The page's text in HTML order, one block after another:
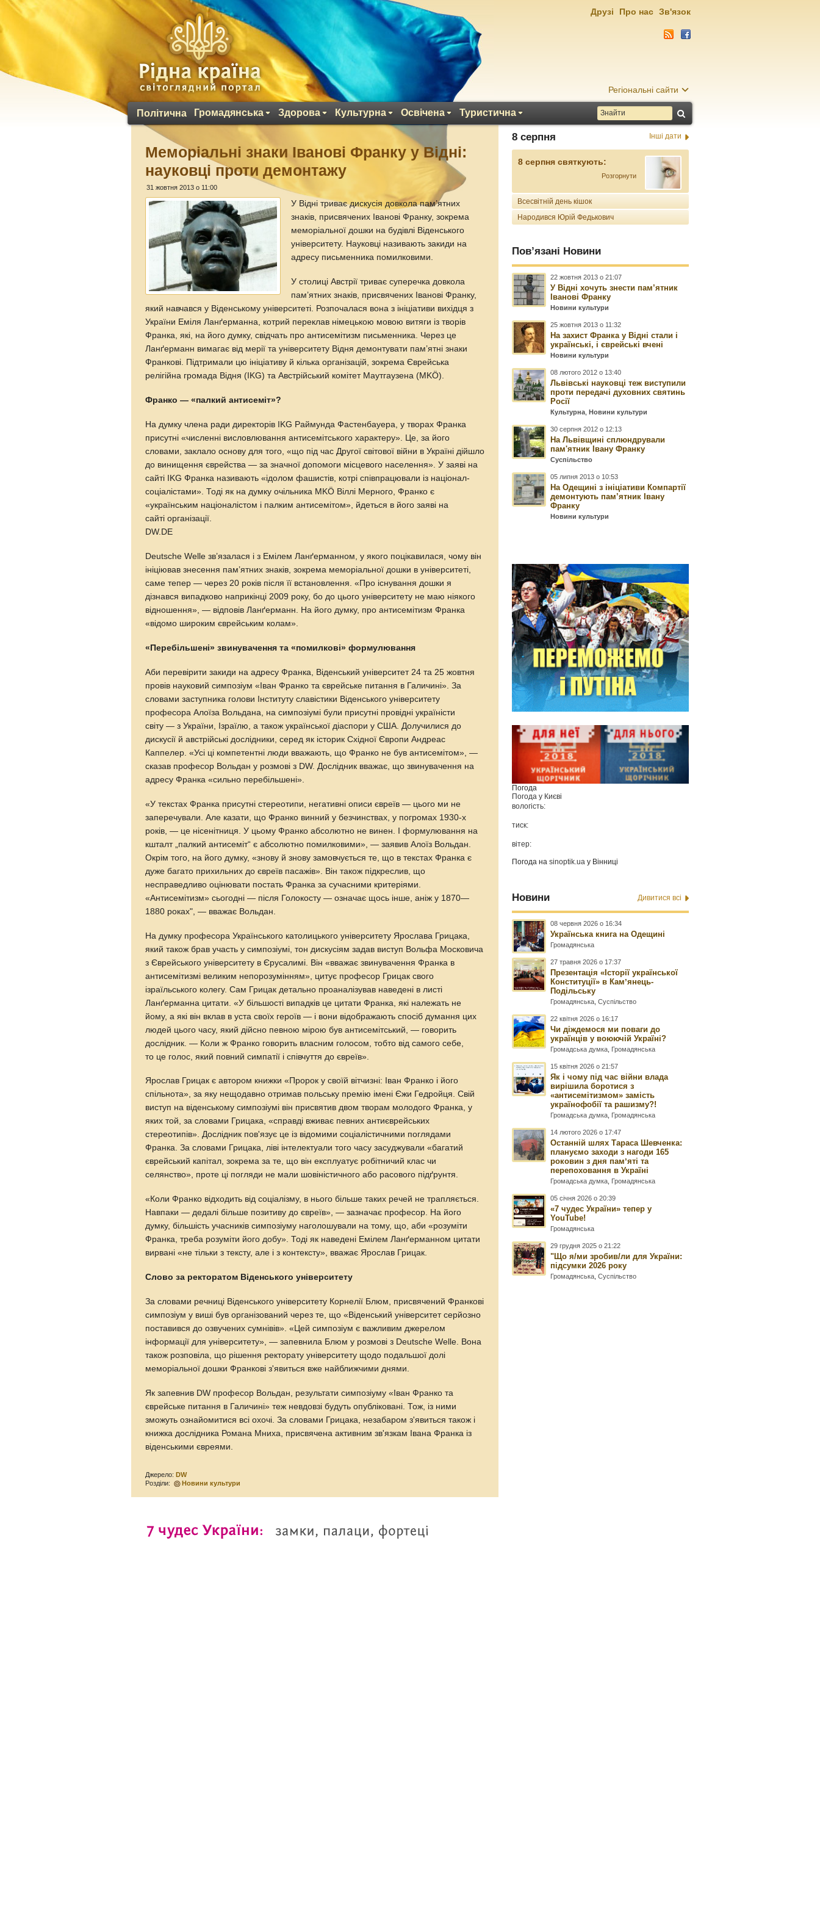
Регіональні сайти
Політична Громадянська Здорова Культурна Освічена Туристична
Друзі Про нас Зв'язок
Меморіальні знаки Іванові Франку у Відні:
науковці проти демонтажу
31 жовтня 2013 о 11:00
У Відні триває дискусія довкола пам’ятних
знаків, присвячених Іванові Франку, зокрема
меморіальної дошки на будівлі Віденського
університету. Науковці називають закиди на
адресу письменника помилковими.
У столиці Австрії триває суперечка довкола
пам’ятних знаків, присвячених Іванові Франку,
який навчався у Віденському університеті. Розпочалася вона з ініціативи вихідця з
України Еміля Ланґерманна, котрий переклав німецькою мовою витяги із творів
Франка, які, на його думку, свідчать про антисемітизм письменника. Через це
Ланґерманн вимагає від мерії та університету Відня демонтувати пам’ятні знаки
Франкові. Підтримали цю ініціативу й кілька організацій, зокрема Єврейська
релігійна громада Відня (IKG) та Австрійський комітет Маутгаузена (MKÖ).
Франко — «палкий антисеміт»?
На думку члена ради директорів IKG Раймунда Фастенбауера, у творах Франка
присутні «численні висловлювання антисемітського характеру». Це, за його
словами, заклало основу для того, «що під час Другої світової війни в Україні дійшло
до винищення єврейства — за значної допомоги місцевого населення». У заяві на
сайті IKG Франка називають «ідолом фашистів, котрі співпрацювали із націонал-
соціалістами». Тоді як на думку очільника MKÖ Віллі Мерного, Франко є
«українським націоналістом і палким антисемітом», йдеться в його заяві на
сайті організації.
DW.DE
Deutsche Welle зв’язалася і з Емілем Ланґерманном, у якого поцікавилася, чому він
ініціював знесення пам’ятних знаків, зокрема меморіальної дошки в університеті,
саме тепер — через 20 років після її встановлення. «Про існування дошки я
дізнався випадково наприкінці 2009 року, бо до цього університету не маю ніякого
відношення», — відповів Ланґерманн. На його думку, про антисемітизм Франка
«відомо широким єврейським колам».
«Перебільшені» звинувачення та «помилкові» формулювання
Аби перевірити закиди на адресу Франка, Віденський університет 24 та 25 жовтня
провів науковий симпозіум «Іван Франко та єврейське питання в Галичині». За
словами заступника голови Інституту славістики Віденського університету
професора Алоїза Вольдана, на симпозіумі були присутні провідні україністи
світу — з України, Ізраїлю, а також української діаспори у США. Долучилися до
дискусії й австрійські дослідники, серед як історик Східної Європи Андреас
Каппелер. «Усі ці компетентні люди вважають, що Франко не був антисемітом», —
сказав професор Вольдан у розмові з DW. Дослідник вважає, що звинувачення на
адресу Франка «сильно перебільшені».
«У текстах Франка присутні стереотипи, негативні описи євреїв — цього ми не
заперечували. Але казати, що Франко винний у безчинствах, у погромах 1930-х
років, — це нісенітниця. У цьому Франко абсолютно не винен. І формулювання на
кшталт „палкий антисеміт“ є абсолютно помилковими», — заявив Алоїз Вольдан.
Окрім того, на його думку, «знову й знову замовчується те, що в текстах Франка є
дуже багато прихильних до євреїв пасажів». Він також підкреслив, що
несправедливо оцінювати постать Франка за сучасними критеріями.
«Антисемітизм» сьогодні — після Голокосту — означає щось інше, аніж у 1870—
1880 роках", — вважає Вольдан.
На думку професора Українського католицького університету Ярослава Грицака,
який також брав участь у симпозіумі, тон дискусіям задав виступ Вольфа Московича
з Єврейського університету в Єрусалимі. Він «вважає звинувачення Франка в
антисемітизмі великим непорозумінням», цитує професор Грицак свого
ізраїльського колегу. Сам Грицак детально проаналізував наведені в листі
Ланґерманна цитати. «У більшості випадків це цитати Франка, які належать не
йому, а які він вклав в уста своїх героїв — і вони відображають спосіб думання цих
людей цього часу, який дійсно певною мірою був антисемітський, — говорить
дослідник. — Коли ж Франко говорить власним голосом, тобто від самого себе,
то це голос, який повний симпатії і співчуття до євреїв».
Ярослав Грицак є автором книжки «Пророк у своїй вітчизні: Іван Франко і його
спільнота», за яку нещодавно отримав польську премію імені Єжи Гедройця. Свій
виступ на віденському симпозіумі він присвятив двом творам молодого Франка, у
яких той, за словами Грицака, «справді вживає певних антиєврейських
стереотипів». Дослідник пов'язує це із відомими соціалістичними поглядами
Франка. За словами Грицака, ліві інтелектуали того часу засуджували «багатий
єврейський капітал, зокрема за те, що він експлуатує робітничий клас чи
селянство», проте ці погляди не мали шовіністичного або расового підґрунтя.
«Коли Франко відходить від соціалізму, в нього більше таких речей не трапляється.
Навпаки — дедалі більше позитиву до євреїв», — зазначає професор. На його
думку, більшість учасників симпозіуму наголошували на тому, що, аби «розуміти
Франка, треба розуміти його добу». Тоді як наведені Емілем Ланґерманном цитати
вирвані «не тільки з тексту, але і з контексту», вважає Ярослав Грицак.
Слово за ректоратом Віденського університету
За словами речниці Віденського університету Корнелії Блюм, присвячений Франкові
симпозіум у виші був організований через те, що «Віденський університет серйозно
поставився до озвучених сумнівів». «Цей симпозіум є важливим джерелом
інформації для університету», — запевнила Блюм у розмові з Deutsche Welle. Вона
також розповіла, що рішення ректорату університету щодо подальшої долі
меморіальної дошки Франкові з'явиться вже найближчими днями.
Як запевнив DW професор Вольдан, результати симпозіуму «Іван Франко та
єврейське питання в Галичині» теж невдовзі будуть опубліковані. Тож, із ними
зможуть ознайомитися всі охочі. За словами Грицака, незабаром з'явиться також і
книжка дослідника Романа Мниха, присвячена активним зв'язкам Івана Франка із
віденськими євреями.
Джерело:DW
Розділи:
Новини культури
8 серпня Інші дати
8 серпня святкують:
Розгорнути
Всесвітній день кішок
Народився Юрій Федькович
Пов’язані Новини
22 жовтня 2013 о 21:07
У Відні хочуть знести пам’ятник
Іванові Франку
Новини культури
25 жовтня 2013 о 11:32
На захист Франка у Відні стали і
українські, і єврейські вчені
Новини культури
08 лютого 2012 о 13:40
Львівські науковці теж виступили
проти передачі духовних святинь
Росії
Культурна Новини культури
30 серпня 2012 о 12:13
На Львівщині сплюндрували
пам'ятник Івану Франку
Суспільство
05 липня 2013 о 10:53
На Одещині з ініціативи Компартії
демонтують пам’ятник Івану
Франку
Новини культури
Погода
Погода у Києві
вологість:
тиск:
вітер:
Погода наsinoptik.ua у Вінниці
Новини Дивитися всі
08 червня 2026 о 16:34
Українська книга на Одещині
Громадянська
27 травня 2026 о 17:37
Презентація «Історії української
Конституції» в Камʼянець-
Подільську
Громадянська ,Суспільство
22 квітня 2026 о 16:17
Чи діждемося ми поваги до
українців у воюючій Україні?
Громадська думка Громадянська
15 квітня 2026 о 21:57
Як і чому під час війни влада
вирішила боротися з
«антисемітизмом» замість
українофобії та рашизму?!
Громадська думка Громадянська
14 лютого 2026 о 17:47
Останній шлях Тараса Шевченка:
плануємо заходи з нагоди 165
роковин з дня памʼяті та
перепоховання в Україні
Громадська думка Громадянська
05 січня 2026 о 20:39
«7 чудес України» тепер у
YouTube!
Громадянська
29 грудня 2025 о 21:22
"Що я/ми зробив/ли для України:
підсумки 2026 року
Громадянська ,Суспільство